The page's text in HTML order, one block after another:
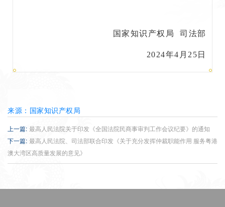
国家知识产权局 司法部
2024年4月25日
来源：国家知识产权局
上一篇: 最高人民法院关于印发《全国法院民商事审判工作会议纪要》的通知
下一篇: 最高人民法院、司法部联合印发《关于充分发挥仲裁职能作用 服务粤港
澳大湾区高质量发展的意见》